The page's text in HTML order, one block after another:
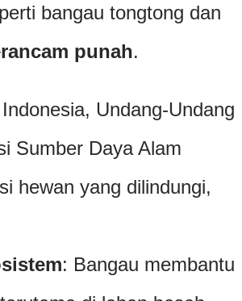
bangau tongtong dan
punah.
Undang-Undang
Sumber Daya Alam
hewan yang dilindungi,
: Bangau membantu